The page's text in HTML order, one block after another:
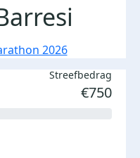
2026
Streefbedrag
€750